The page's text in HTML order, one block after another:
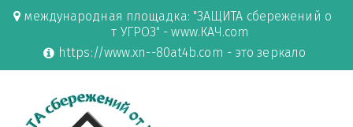
международная площадка: "ЗАЩИТА сбережений о
т УГРОЗ" - www.КАЧ.com
https://www.xn--80at4b.com - это зеркало